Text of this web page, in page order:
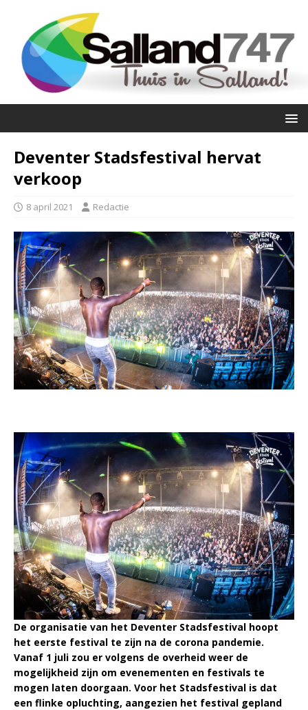
Deventer Stadsfestival hervat
verkoop
8 april 2021 Redactie
De organisatie van het Deventer Stadsfestival hoopt
het eerste festival te zijn na de corona pandemie.
Vanaf 1 juli zou er volgens de overheid weer de
mogelijkheid zijn om evenementen en festivals te
mogen laten doorgaan. Voor het Stadsfestival is dat
een flinke opluchting, aangezien het festival gepland